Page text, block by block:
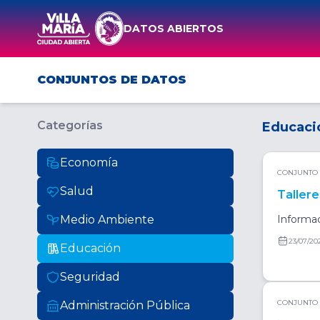
DATOS ABIERTOS
CONJUNTOS DE DATOS
Categorías
Economía
Salud
Medio Ambiente
Educación
Seguridad
Administración Pública
CONJUNTO
23/07/
CONJUNTO